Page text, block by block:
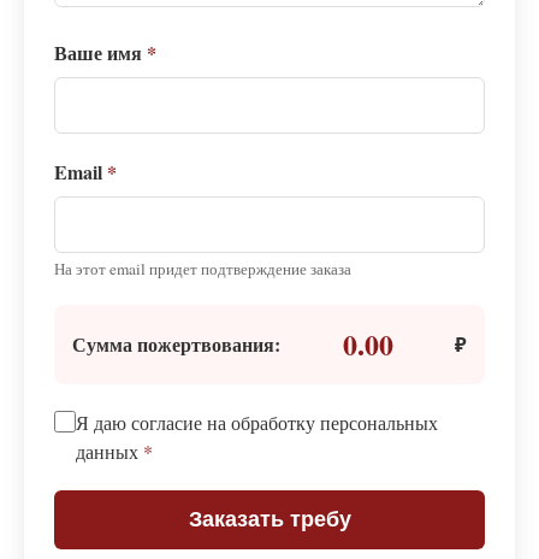
Ваше имя *
Email *
На этот email придет подтверждение заказа
Сумма пожертвования: 0.00 ₽
Я даю согласие на обработку персональных
данных *
Заказать требу